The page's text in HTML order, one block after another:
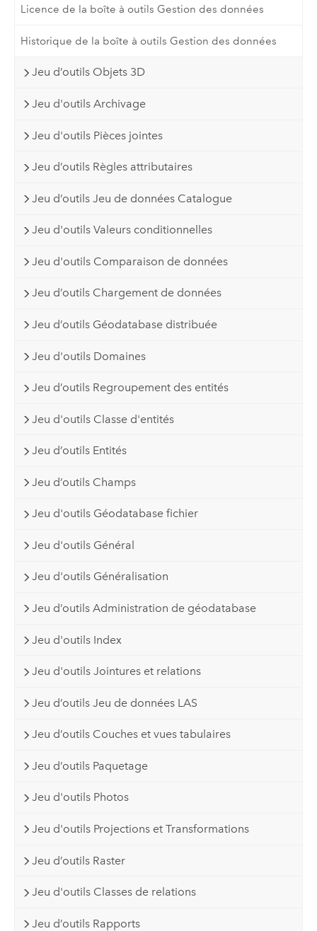
Licence de la boîte à outils Gestion des données
Historique de la boîte à outils Gestion des données
Jeu d’outils Objets 3D
Jeu d'outils Archivage
Jeu d'outils Pièces jointes
Jeu d’outils Règles attributaires
Jeu d’outils Jeu de données Catalogue
Jeu d'outils Valeurs conditionnelles
Jeu d'outils Comparaison de données
Jeu d’outils Chargement de données
Jeu d’outils Géodatabase distribuée
Jeu d'outils Domaines
Jeu d’outils Regroupement des entités
Jeu d'outils Classe d'entités
Jeu d’outils Entités
Jeu d’outils Champs
Jeu d'outils Géodatabase fichier
Jeu d'outils Général
Jeu d'outils Généralisation
Jeu d’outils Administration de géodatabase
Jeu d'outils Index
Jeu d'outils Jointures et relations
Jeu d’outils Jeu de données LAS
Jeu d’outils Couches et vues tabulaires
Jeu d’outils Paquetage
Jeu d'outils Photos
Jeu d'outils Projections et Transformations
Jeu d’outils Raster
Jeu d'outils Classes de relations
Jeu d’outils Rapports